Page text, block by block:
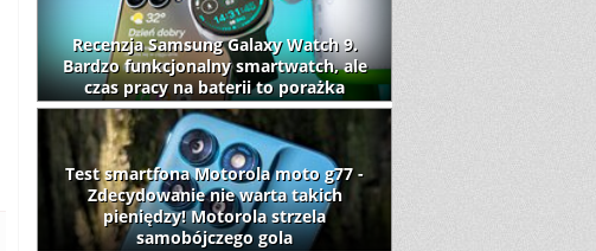
Recenzja Samsung Galaxy Watch 9.
Bardzo funkcjonalny smartwatch, ale
czas pracy na baterii to porażka
Test smartfona Motorola moto g77 -
Zdecydowanie nie warta takich
pieniędzy! Motorola strzela
samobójczego gola